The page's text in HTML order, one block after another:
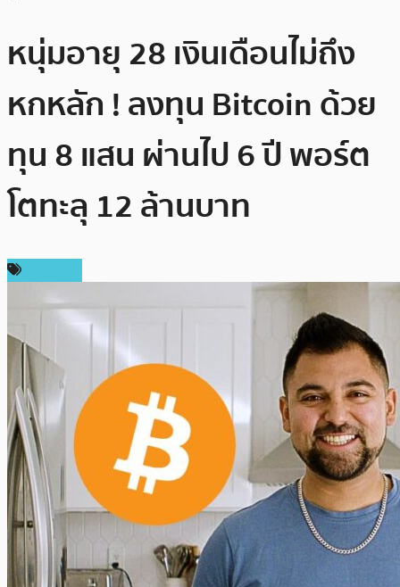
หนุ่มอายุ 28 เงินเดือนไม่ถึง
หกหลัก ! ลงทุน Bitcoin ด้วย
ทุน 8 แสน ผ่านไป 6 ปี พอร์ต
โตทะลุ 12 ล้านบาท